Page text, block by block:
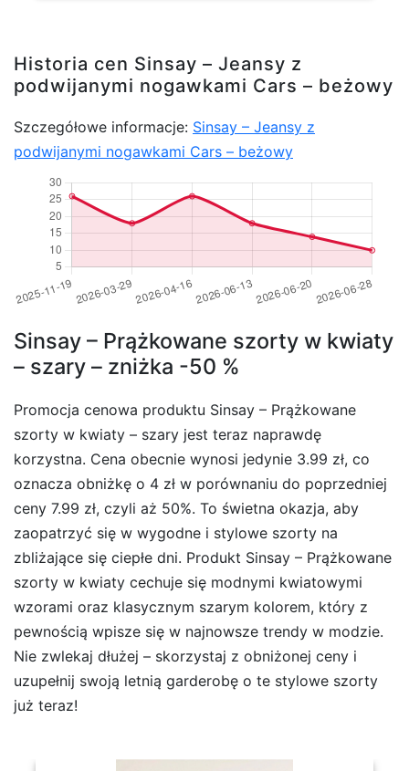
Historia cen Sinsay – Jeansy z
podwijanymi nogawkami Cars – beżowy
Szczegółowe informacje: Sinsay – Jeansy z
podwijanymi nogawkami Cars – beżowy
Sinsay – Prążkowane szorty w kwiaty
– szary – zniżka -50 %
Promocja cenowa produktu Sinsay – Prążkowane
szorty w kwiaty – szary jest teraz naprawdę
korzystna. Cena obecnie wynosi jedynie 3.99 zł, co
oznacza obniżkę o 4 zł w porównaniu do poprzedniej
ceny 7.99 zł, czyli aż 50%. To świetna okazja, aby
zaopatrzyć się w wygodne i stylowe szorty na
zbliżające się ciepłe dni. Produkt Sinsay – Prążkowane
szorty w kwiaty cechuje się modnymi kwiatowymi
wzorami oraz klasycznym szarym kolorem, który z
pewnością wpisze się w najnowsze trendy w modzie.
Nie zwlekaj dłużej – skorzystaj z obniżonej ceny i
uzupełnij swoją letnią garderobę o te stylowe szorty
już teraz!